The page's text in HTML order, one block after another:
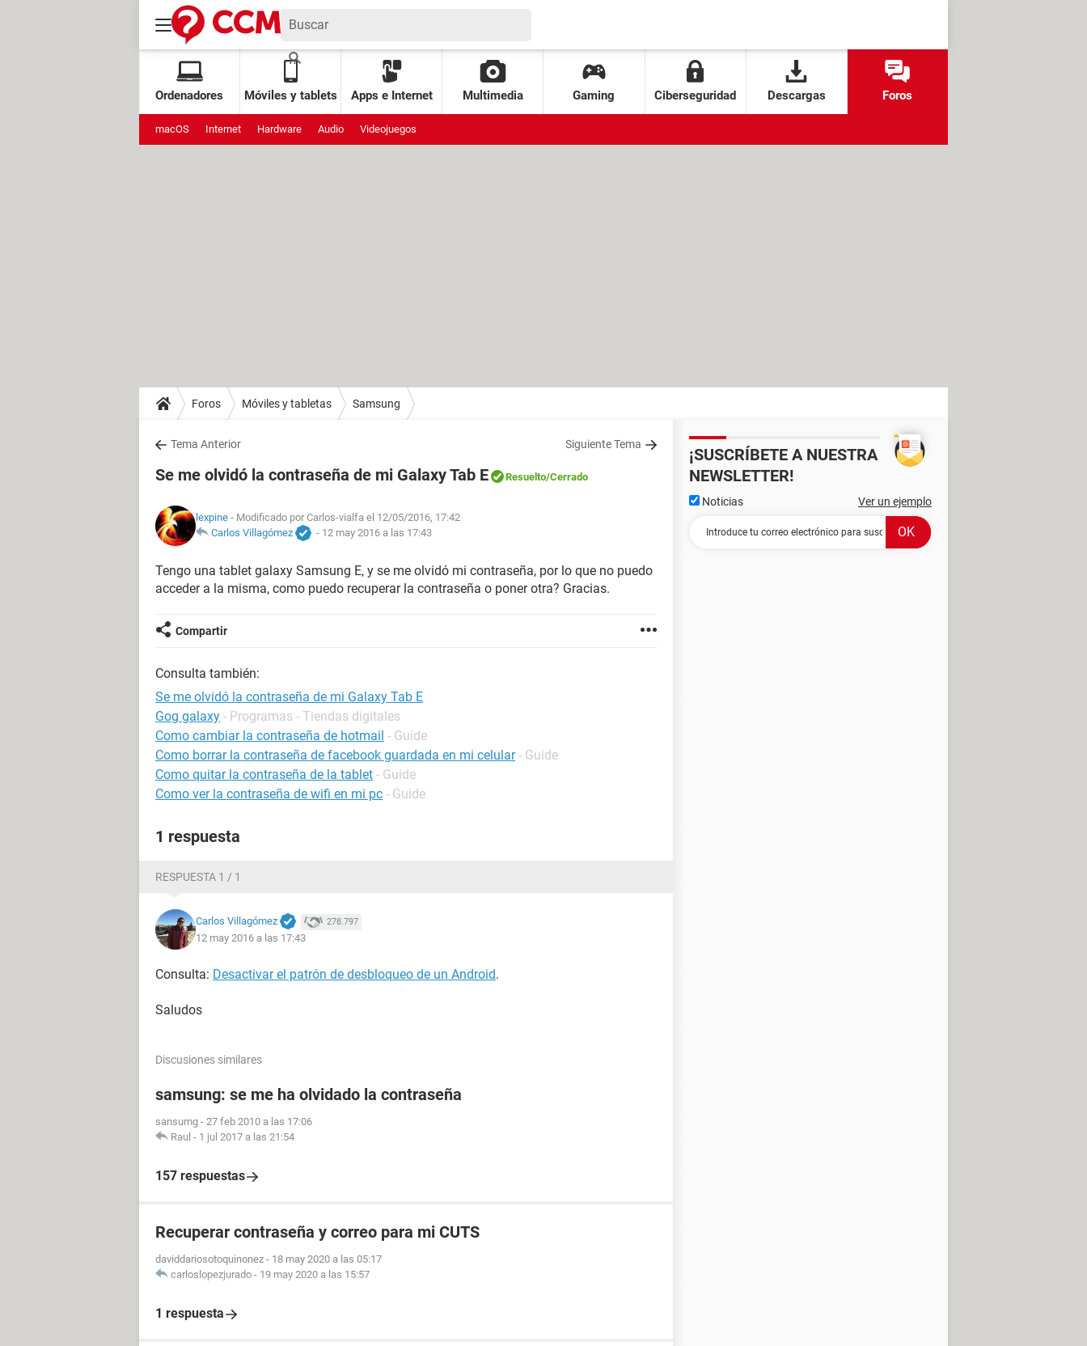
Ordenadores Móviles y tablets Apps e Internet Multimedia Gaming Ciberseguridad Descargas Foros
macOS Internet Hardware Audio Videojuegos
Foros Móviles y tabletas Samsung
Tema Anterior Siguiente Tema
Se me olvidó la contraseña de mi Galaxy Tab E Resuelto/Cerrado
lexpine - Modificado por Carlos-vialfa el 12/05/2016, 17:42
Carlos Villagómez
- 12 may 2016 a las 17:43
Tengo una tablet galaxy Samsung E, y se me olvidó mi contraseña, por lo que no puedo
acceder a la misma, como puedo recuperar la contraseña o poner otra? Gracias.
Compartir
Consulta también:
Se me olvidó la contraseña de mi Galaxy Tab E
Gog galaxy - Programas - Tiendas digitales
Como cambiar la contraseña de hotmail - Guide
Como borrar la contraseña de facebook guardada en mi celular - Guide
Como quitar la contraseña de la tablet - Guide
Como ver la contraseña de wifi en mi pc - Guide
1 respuesta
RESPUESTA 1 / 1
Carlos Villagómez 278.797
12 may 2016 a las 17:43
Consulta: Desactivar el patrón de desbloqueo de un Android.
Saludos
Discusiones similares
samsung: se me ha olvidado la contraseña
sansumg - 27 feb 2010 a las 17:06
Raul - 1 jul 2017 a las 21:54
157 respuestas
Recuperar contraseña y correo para mi CUTS
daviddariosotoquinonez - 18 may 2020 a las 05:17
carloslopezjurado - 19 may 2020 a las 15:57
1 respuesta
¡SUSCRÍBETE A NUESTRA
NEWSLETTER!
Noticias Ver un ejemplo